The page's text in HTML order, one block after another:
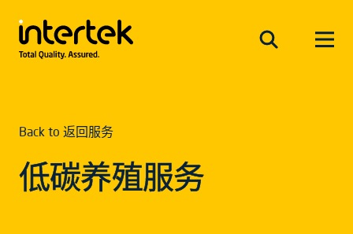
Back to 返回服务
低碳养殖服务